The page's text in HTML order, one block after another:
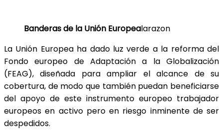
Banderas de la Unión Europealarazon
La Unión Europea ha dado luz verde a la reforma del
Fondo europeo de Adaptación a la Globalización
(FEAG), diseñada para ampliar el alcance de su
cobertura, de modo que también puedan beneficiarse
del apoyo de este instrumento europeo trabajador
europeos en activo pero en riesgo inminente de ser
despedidos.